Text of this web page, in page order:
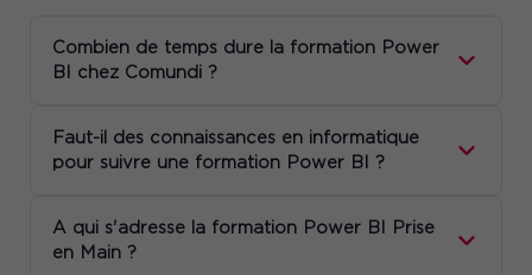
Combien de temps dure la formation Power
BI chez Comundi ?
Faut-il des connaissances en informatique
pour suivre une formation Power BI ?
A qui s'adresse la formation Power BI Prise
en Main ?